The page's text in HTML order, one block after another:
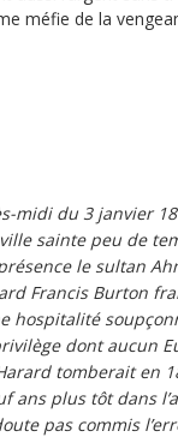
méfie de la
midi du 3 janvier
sainte peu de
le sultan
Francis Burton
hospitalité
dont aucun
tomberait en
ans plus tôt dans
pas commis